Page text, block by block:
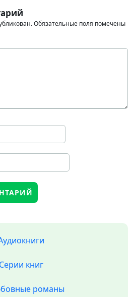
Обязательные поля помечены
Серии книг
романы